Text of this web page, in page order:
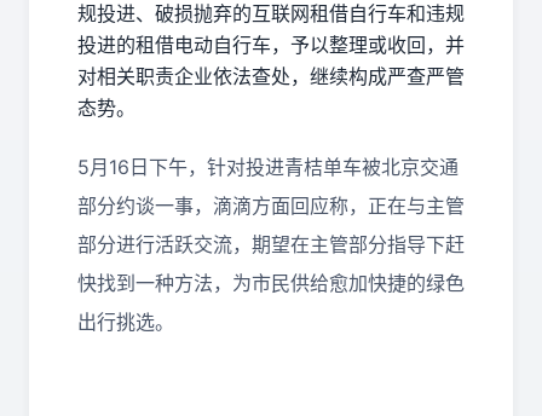
规投进、破损抛弃的互联网租借自行车和违规
投进的租借电动自行车，予以整理或收回，并
对相关职责企业依法查处，继续构成严查严管
态势。
5月16日下午，针对投进青桔单车被北京交通
部分约谈一事，滴滴方面回应称，正在与主管
部分进行活跃交流，期望在主管部分指导下赶
快找到一种方法，为市民供给愈加快捷的绿色
出行挑选。